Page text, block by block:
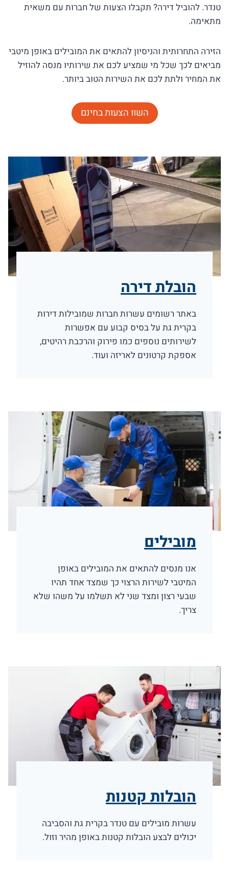
טנדר. להוביל דירה? תקבלו הצעות של חברות עם משאית
מתאימה.
הזירה התחרותית והניסיון להתאים את המובילים באופן מיטבי
מביאים לכך שכל מי שמציע לכם את שירותיו מנסה להוזיל
את המחיר ולתת לכם את השירות הטוב ביותר.
השוו הצעות בחינם
הובלת דירה
באתר רשומים עשרות חברות שמובילות דירות
בקרית גת על בסיס קבוע עם אפשרות
לשירותים נוספים כמו פירוק והרכבת רהיטים,
אספקת קרטונים לאריזה ועוד.
מובילים
אנו מנסים להתאים את המובילים באופן
המיטבי לשירות הרצוי כך שמצד אחד תהיו
שבעי רצון ומצד שני לא תשלמו על משהו שלא
צריך.
הובלות קטנות
עשרות מובילים עם טנדר בקרית גת והסביבה
יכולים לבצע הובלות קטנות באופן מהיר וזול.